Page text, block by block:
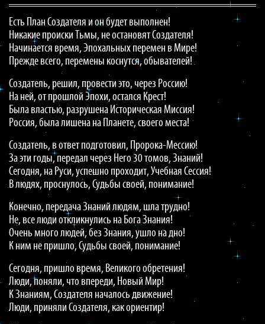
Есть План Создателя и он будет выполнен!
Никакие происки Тьмы, не остановят Создателя!
Начинается время, Эпохальных перемен в Мире!
Прежде всего, перемены коснутся, обывателей!
Создатель, решил, провести это, через Россию!
На ней, от прошлой Эпохи, остался Крест!
Была властью, разрушена Историческая Миссия!
Россия, была лишена на Планете, своего места!
Создатель, в ответ подготовил, Пророка-Мессию!
За эти годы, передал через Него 30 томов, Знаний!
Сегодня, на Руси, успешно проходит, Учебная Сессия!
В людях, проснулось, Судьбы своей, понимание!
Конечно, передача Знаний людям, шла трудно!
Не, все люди откликнулись на Бога Знания!
Очень много людей, без Знания, ушло на дно!
К ним не пришло, Судьбы своей, понимание!
Сегодня, пришло время, Великого обретения!
Люди, поняли, что впереди, Новый Мир!
К Знаниям, Создателя началось движение!
Люди, приняли Создателя, как ориентир!